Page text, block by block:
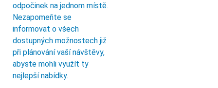
odpočinek na jednom místě.
Nezapomeňte se
informovat o všech
dostupných možnostech již
při plánování vaší návštěvy,
abyste mohli využít ty
nejlepší nabídky.